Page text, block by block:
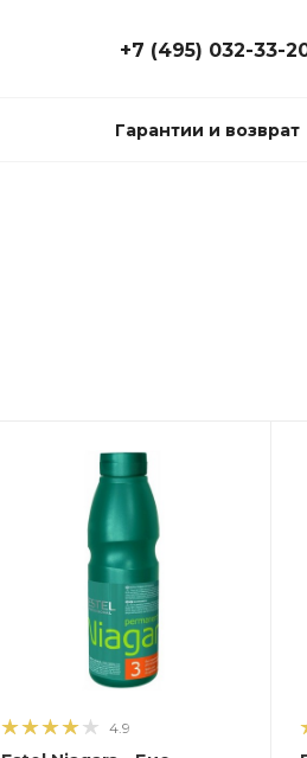
+7 (495) 032-33-
Гарантии и возврат
4.9